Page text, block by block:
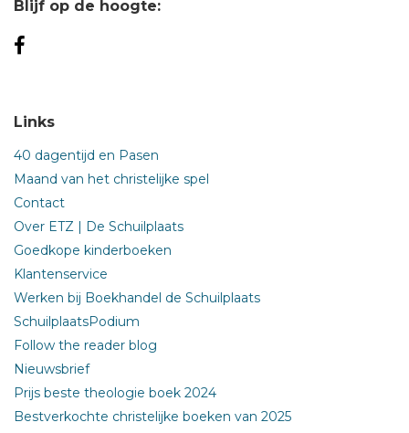
Blijf op de hoogte:
Links
40 dagentijd en Pasen
Maand van het christelijke spel
Contact
Over ETZ | De Schuilplaats
Goedkope kinderboeken
Klantenservice
Werken bij Boekhandel de Schuilplaats
SchuilplaatsPodium
Follow the reader blog
Nieuwsbrief
Prijs beste theologie boek 2024
Bestverkochte christelijke boeken van 2025